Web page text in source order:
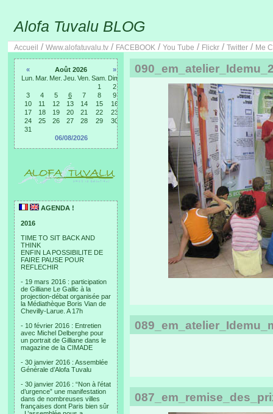
Alofa Tuvalu BLOG
Accueil / Www.alofatuvalu.tv / FACEBOOK / You Tube / Flickr / Twitter / Me
« Août 2026
»
Lun. Mar. Mer. Jeu. Ven. Sam. Dim.
1
2
3
4 5 6 7 8
9
10
11 12 13 14 15
16
17
18 19 20 21 22
23
24
25 26 27 28 29
30
31
06/08/2026
AGENDA !
2016
TIME TO SIT BACK AND
THINK
ENFIN LA POSSIBILITE DE
FAIRE PAUSE POUR
REFLECHIR
- 19 mars 2016 : participation
de Gilliane Le Gallic à la
projection-débat organisée par
la Médiathèque Boris Vian de
Chevilly-Larue. A 17h
- 10 février 2016 : Entretien
avec Michel Delberghe pour
un portrait de Gilliane dans le
magazine de la CIMADE
- 30 janvier 2016 : Assemblée
Générale d’Alofa Tuvalu
- 30 janvier 2016 : “Non à l’état
d’urgence” une manifestation
dans de nombreuses villes
françaises dont Paris bien sûr